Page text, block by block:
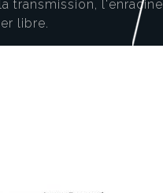
transmission,
libre.